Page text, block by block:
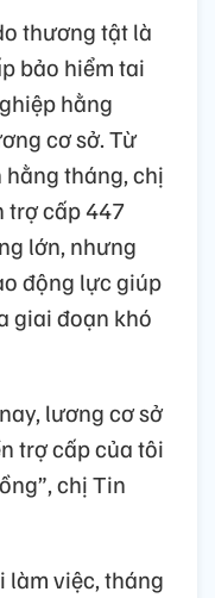
thương tật là
bảo hiểm tai
hằng
cơ sở. Từ
hằng tháng, chị
trợ cấp 447
lớn, nhưng
động lực giúp
giai đoạn khó
lương cơ sở
trợ cấp của tôi
chị Tin
làm việc, tháng